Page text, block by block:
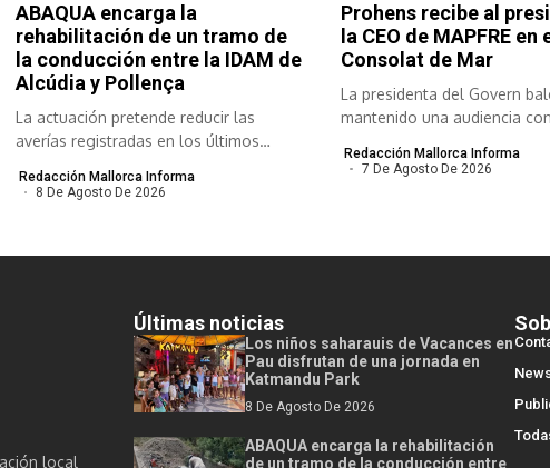
ABAQUA encarga la
rehabilitación de un tramo de
la conducción entre la IDAM de
Alcúdia y Pollença
La actuación pretende reducir las
averías registradas en los últimos
Redacción Mallorca Informa
8 De Agosto De 2026
Prohens recibe al
la CEO de MAPFRE en
Consolat de Mar
La presidenta del Govern
mantenido una audiencia con
Redacción Mallorca Informa
7 De Agosto De 2026
local
Últimas noticias
Los niños saharauis de Vacances en
Pau disfrutan de una jornada en
Katmandu Park
8 De Agosto De 2026
ABAQUA encarga la rehabilitación
de un tramo de la conducción entre